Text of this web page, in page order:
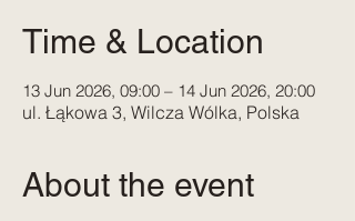
Time & Location
13 Jun 2026, 09:00 – 14 Jun 2026, 20:00
ul. Łąkowa 3, Wilcza Wólka, Polska
About the event